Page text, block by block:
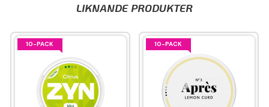
LIKNANDE PRODUKTER
10-PACK 10-PACK